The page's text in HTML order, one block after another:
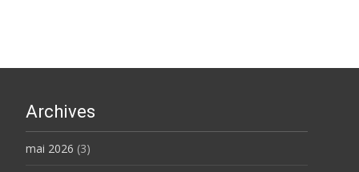
Archives
mai 2026 (3)